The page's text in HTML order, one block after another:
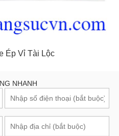
Ép Vỉ Tài Lộc
NHANH